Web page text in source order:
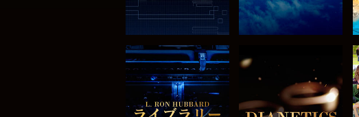
シリーズを探求 シリーズを探求